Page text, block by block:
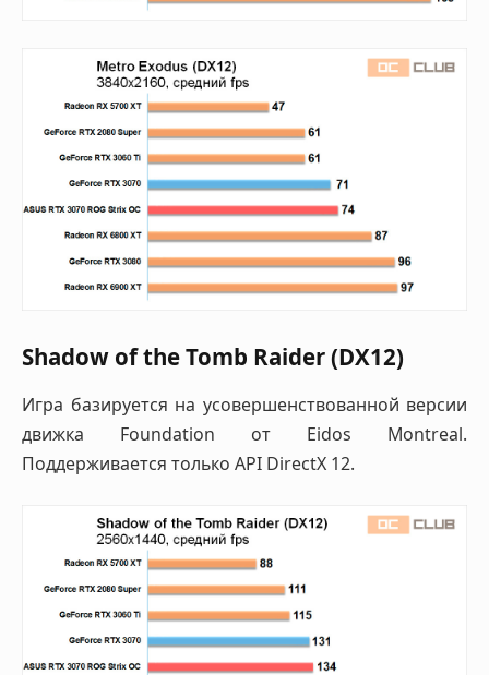
Shadow of the Tomb Raider (DX12)
Игра базируется на усовершенствованной версии
движка Foundation от Eidos Montreal.
Поддерживается только API DirectX 12.